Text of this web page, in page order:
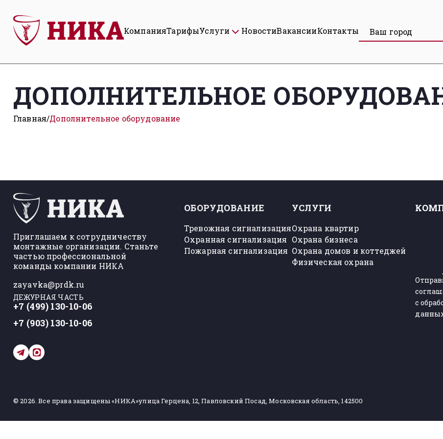
КомпанияТарифыУслуги НовостиВакансииКонтакты Ваш город
ДОПОЛНИТЕЛЬНОЕ
Главная Дополнительное оборудование
Приглашаем к сотрудничеству
монтажные организации. Станьте
частью профессиональной
команды компании НИКА
zayavka@prdk.ru
ДЕЖУРНАЯ ЧАСТЬ
+7 (499) 130-10-06
+7 (903) 130-10-06
ОБОРУДОВАНИЕ
Тревожная сигнализация
Охранная сигнализация
Пожарная сигнализация
УСЛУГИ
Охрана квартир
Охрана бизнеса
Охрана домов и коттеджей
Физическая охрана
с
© 2026. Все права защищены «НИКА»улица Герцена, 12, Павловский Посад, Московская область, 142500